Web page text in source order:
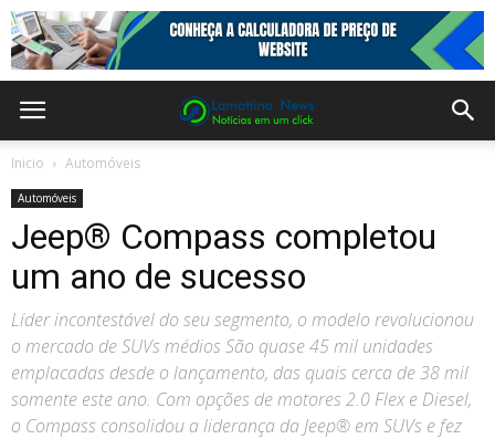
Inicio Automóveis
Automóveis
Jeep® Compass completou
um ano de sucesso
Líder incontestável do seu segmento, o modelo revolucionou
o mercado de SUVs médios São quase 45 mil unidades
emplacadas desde o lançamento, das quais cerca de 38 mil
somente este ano. Com opções de motores 2.0 Flex e Diesel,
o Compass consolidou a liderança da Jeep® em SUVs e fez